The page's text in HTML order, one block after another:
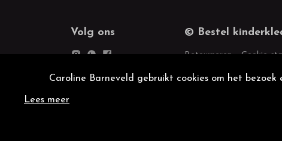
Volg ons © Bestel
Retourneren Cookie
Caroline Barneveld gebruikt cookies om het
Lees meer